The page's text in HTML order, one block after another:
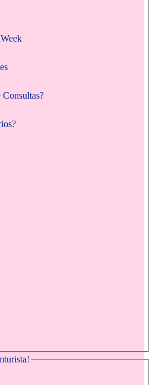
Consultas?